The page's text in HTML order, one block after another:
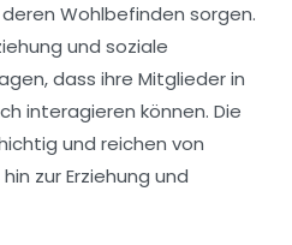
Wohlbefinden sorgen.
und soziale
dass ihre Mitglieder in
interagieren können. Die
und reichen von
zur Erziehung und